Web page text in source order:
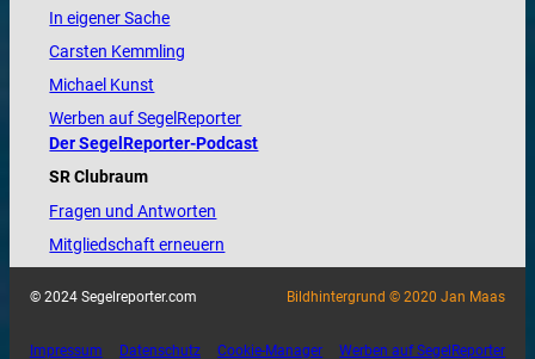
In eigener Sache
Carsten Kemmling
Michael Kunst
Werben auf SegelReporter
Der SegelReporter-Podcast
SR Clubraum
Fragen und Antworten
Mitgliedschaft erneuern
© 2024 Segelreporter.com Bildhintergrund © 2020 Jan Maas
Impressum Datenschutz Cookie-Manager Werben auf SegelReporter